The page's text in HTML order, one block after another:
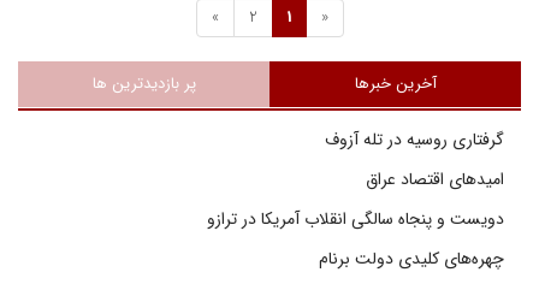
«
1
2
»
آخرین خبرها پر بازدیدترین ها
گرفتاری روسیه در تله آزوف
امیدهای اقتصاد عراق
دویست و پنجاه سالگی انقلاب آمریکا در ترازو
چهره‌های کلیدی دولت برنام